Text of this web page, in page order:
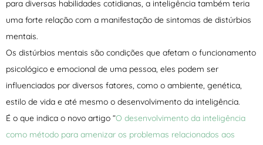
para diversas habilidades cotidianas, a inteligência também teria
uma forte relação com a manifestação de sintomas de distúrbios
mentais.
Os distúrbios mentais são condições que afetam o funcionamento
psicológico e emocional de uma pessoa, eles podem ser
influenciados por diversos fatores, como o ambiente, genética,
estilo de vida e até mesmo o desenvolvimento da inteligência.
É o que indica o novo artigo “O desenvolvimento da inteligência
como método para amenizar os problemas relacionados aos